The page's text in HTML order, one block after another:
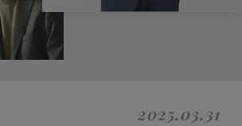
2025.03.31